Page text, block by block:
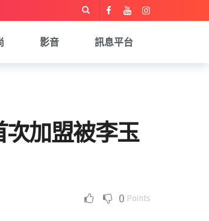
影音 訊息平台
次加盟被李玉
0 Points